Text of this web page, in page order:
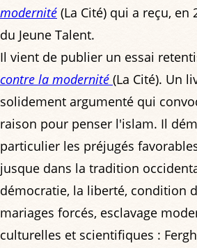
modernité (La Cité) qui a reçu, en
du Jeune Talent.
Il vient de publier un essai
contre la modernité (La Cité). Un
solidement argumenté qui
raison pour penser l'islam. Il
particulier les préjugés
jusque dans la tradition
démocratie, la liberté, condition
mariages forcés, esclavage
culturelles et scientifiques :